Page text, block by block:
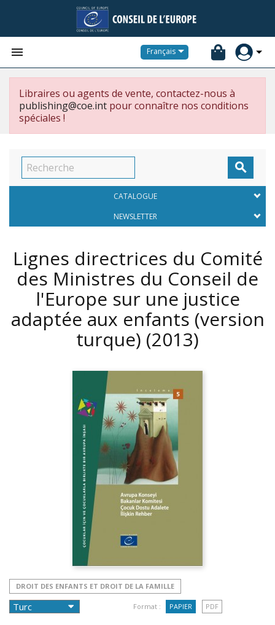
 Français
Libraires ou agents de vente, contactez-nous à
publishing@coe.int pour connaître nos conditions
spéciales !

CATALOGUE
NEWSLETTER
Lignes directrices du Comité
des Ministres du Conseil de
l'Europe sur une justice
adaptée aux enfants (version
turque) (2013)
DROIT DES ENFANTS ET DROIT DE LA FAMILLE
Format : PAPIER PDF